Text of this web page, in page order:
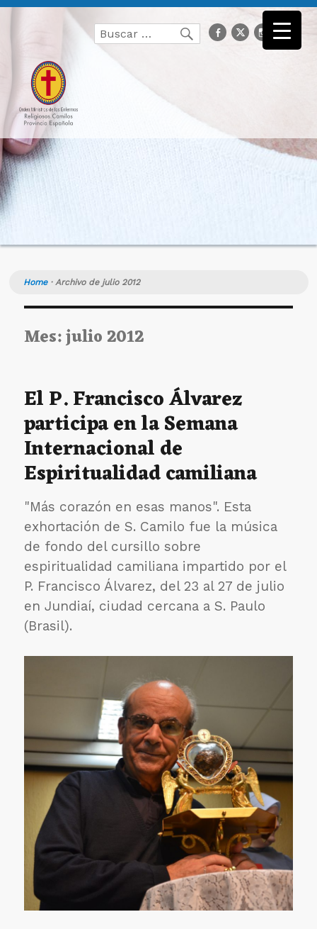
Buscar
por:
Buscarfacebook
Twitter
Home· Archivo de julio 2012
Mes:julio 2012
El P. Francisco Álvarez
participa en la Semana
Internacional de
Espiritualidad camiliana
"Más corazón en esas manos". Esta
exhortación de S. Camilo fue la música
de fondo del cursillo sobre
espiritualidad camiliana impartido por el
P. Francisco Álvarez, del 23 al 27 de julio
en Jundiaí, ciudad cercana a S. Paulo
(Brasil).